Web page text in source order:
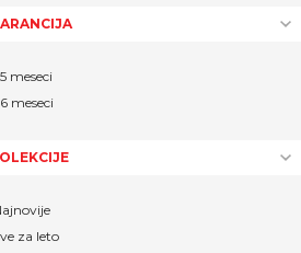
meseci
meseci
za leto